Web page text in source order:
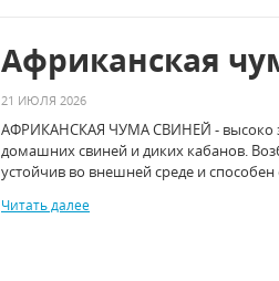
Африканская
21 ИЮЛЯ 2026
АФРИКАНСКАЯ ЧУМА СВИНЕЙ - высоко
домашних свиней и диких кабанов.
устойчив во внешней среде и способен
Читать далее